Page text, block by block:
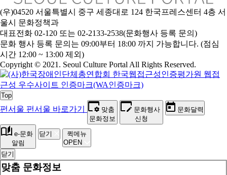
(우)04520 서울특별시 중구 세종대로 124 한국프레스센터 4층 서
울시 문화정책과
대표전화 02-120 또는 02-2133-2538(문화행사 등록 문의)
문화 행사 등록 문의는 09:00부터 18:00 까지 가능합니다. (점심
시간 12:00 ~ 13:00 제외)
Copyright © 2021. Seoul Culture Portal All Rights Reserved.
Top
펀서울 펀서울 바로가기
맞춤
문화정보
문화행사
신청
문화달력
e-문화
알림
닫기
퀵메뉴
OPEN
닫기
맞춤 문화정보